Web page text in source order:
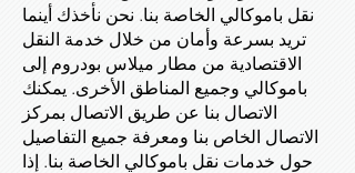
نقل باموكالي الخاصة بنا. نحن نأخذك أينما
تريد بسرعة وأمان من خلال خدمة النقل
الاقتصادية من مطار ميلاس بودروم إلى
باموكالي وجميع المناطق الأخرى. يمكنك
الاتصال بنا عن طريق الاتصال بمركز
الاتصال الخاص بنا ومعرفة جميع التفاصيل
حول خدمات نقل باموكالي الخاصة بنا. إذا